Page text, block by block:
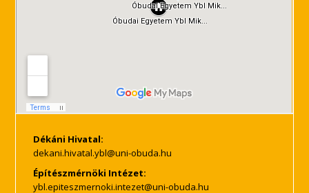
Dékáni Hivatal:
Építészmérnöki Intézet: